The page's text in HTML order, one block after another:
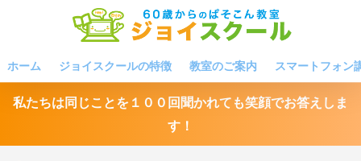
ホーム ジョイスクールの特徴 教室のご案内 スマートフォン
私たちは同じことを１００回聞かれても笑顔でお答えしま
す！